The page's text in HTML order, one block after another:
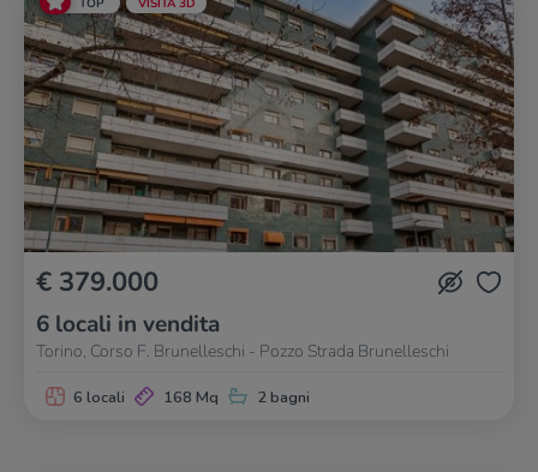
€ 379.000
6 locali in vendita
Torino, Corso F. Brunelleschi - Pozzo Strada Brunelleschi
6 locali 168 Mq 2 bagni